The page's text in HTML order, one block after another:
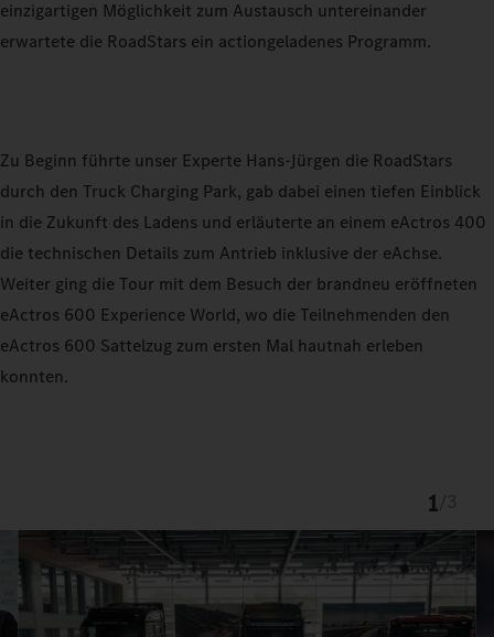
einzigartigen Möglichkeit zum Austausch untereinander
erwartete die RoadStars ein actiongeladenes Programm.
Zu Beginn führte unser Experte Hans-Jürgen die RoadStars
durch den Truck Charging Park, gab dabei einen tiefen Einblick
in die Zukunft des Ladens und erläuterte an einem eActros 400
die technischen Details zum Antrieb inklusive der eAchse.
Weiter ging die Tour mit dem Besuch der brandneu eröffneten
eActros 600 Experience World, wo die Teilnehmenden den
eActros 600 Sattelzug zum ersten Mal hautnah erleben
konnten.
1